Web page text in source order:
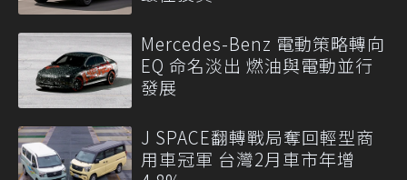
Mercedes-Benz 電動策略轉向
EQ 命名淡出 燃油與電動並行
發展
J SPACE翻轉戰局奪回輕型商
用車冠軍 台灣2月車市年增